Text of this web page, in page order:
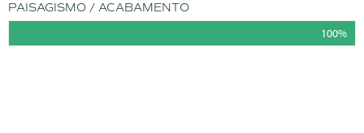
PAISAGISMO / ACABAMENTO
100%